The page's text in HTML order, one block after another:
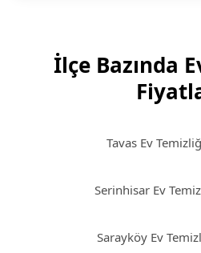
İlçe Bazında
Tavas Ev
Serinhisar Ev
Sarayköy Ev